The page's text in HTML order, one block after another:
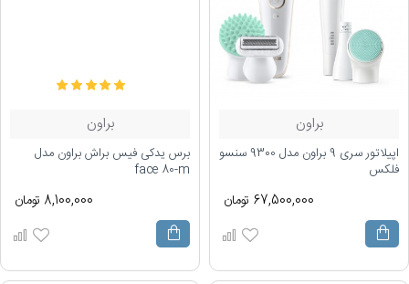
براون
اپیلاتور سری 9 براون مدل 9300 سنسو
فلکس
67,500,000 تومان
براون
برس یدکی فیس براش براون مدل
face 80-m
8,100,000 تومان